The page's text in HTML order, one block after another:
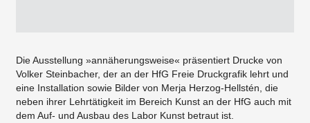
Die Ausstellung »annäherungsweise« präsentiert Drucke von
Volker Steinbacher, der an der HfG Freie Druckgrafik lehrt und
eine Installation sowie Bilder von Merja Herzog-Hellstén, die
neben ihrer Lehrtätigkeit im Bereich Kunst an der HfG auch mit
dem Auf- und Ausbau des Labor Kunst betraut ist.